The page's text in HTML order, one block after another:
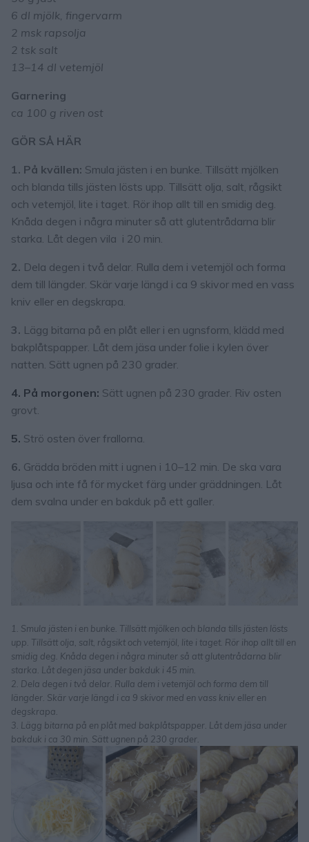
6 dl mjölk, fingervarm
2 msk rapsolja
2 tsk salt
13–14 dl vetemjöl
Garnering
ca 100 g riven ost
GÖR SÅ HÄR
1. På kvällen: Smula jästen i en bunke. Tillsätt mjölken
och blanda tills jästen lösts upp. Tillsätt olja, salt, rågsikt
och vetemjöl, lite i taget. Rör ihop allt till en smidig deg.
Knåda degen i några minuter så att glutentrådarna blir
starka. Låt degen vila i 20 min.
2. Dela degen i två delar. Rulla dem i vetemjöl och forma
dem till längder. Skär varje längd i ca 9 skivor med en vass
kniv eller en degskrapa.
3. Lägg bitarna på en plåt eller i en ugnsform, klädd med
bakplåtspapper. Låt dem jäsa under folie i kylen över
natten. Sätt ugnen på 230 grader.
4. På morgonen: Sätt ugnen på 230 grader. Riv osten
grovt.
5. Strö osten över frallorna.
6. Grädda bröden mitt i ugnen i 10–12 min. De ska vara
ljusa och inte få för mycket färg under gräddningen. Låt
dem svalna under en bakduk på ett galler.
1. Smula jästen i en bunke. Tillsätt mjölken och blanda tills jästen lösts
upp. Tillsätt olja, salt, rågsikt och vetemjöl, lite i taget. Rör ihop allt till en
smidig deg. Knåda degen i några minuter så att glutentrådarna blir
starka. Låt degen jäsa under bakduk i 45 min.
2. Dela degen i två delar. Rulla dem i vetemjöl och forma dem till
längder. Skär varje längd i ca 9 skivor med en vass kniv eller en
degskrapa.
3. Lägg bitarna på en plåt med bakplåtspapper. Låt dem jäsa under
bakduk i ca 30 min. Sätt ugnen på 230 grader.